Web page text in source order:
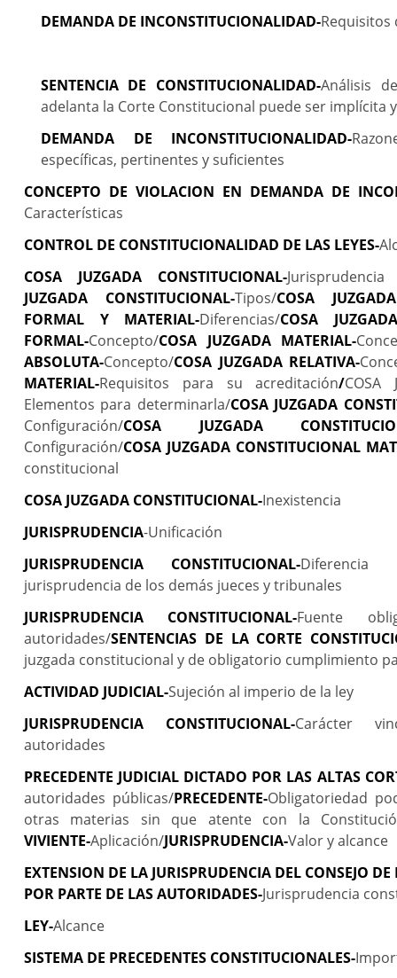
DEMANDA DE INCONSTITUCIONALIDAD-Requisitos
SENTENCIA DE CONSTITUCIONALIDAD-Análisis
adelanta la Corte Constitucional puede ser implícita
DEMANDA DE INCONSTITUCIONALIDAD-
específicas, pertinentes y suficientes
CONCEPTO DE VIOLACION EN DEMANDA DE
Características
CONTROL DE CONSTITUCIONALIDAD DE LAS LEYES-
COSA JUZGADA CONSTITUCIONAL-
JUZGADA CONSTITUCIONAL-Tipos/COSA
FORMAL Y MATERIAL-Diferencias/COSA
FORMAL-Concepto/COSA JUZGADA MATERIAL-
ABSOLUTA-Concepto/COSA JUZGADA RELATIVA-
MATERIAL-Requisitos para su acreditación/COSA
Elementos para determinarla/COSA JUZGADA
Configuración/COSA JUZGADA
Configuración/COSA JUZGADA CONSTITUCIONAL
constitucional
COSA JUZGADA CONSTITUCIONAL-Inexistencia
JURISPRUDENCIA-Unificación
JURISPRUDENCIA CONSTITUCIONAL-
jurisprudencia de los demás jueces y tribunales
JURISPRUDENCIA CONSTITUCIONAL-Fuente
autoridades/SENTENCIAS DE LA CORTE
juzgada constitucional y de obligatorio cumplimiento
ACTIVIDAD JUDICIAL-Sujeción al imperio de la ley
JURISPRUDENCIA CONSTITUCIONAL-Carácter
autoridades
PRECEDENTE JUDICIAL DICTADO POR LAS ALTAS
autoridades públicas/PRECEDENTE-Obligatoriedad
otras materias sin que atente con la
VIVIENTE-Aplicación/JURISPRUDENCIA-Valor y alcance
EXTENSION DE LA JURISPRUDENCIA DEL CONSEJO DE
POR PARTE DE LAS AUTORIDADES-Jurisprudencia
LEY-Alcance
SISTEMA DE PRECEDENTES CONSTITUCIONALES-